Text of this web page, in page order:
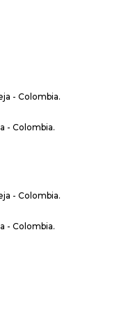
- Colombia.
- Colombia.
- Colombia.
- Colombia.